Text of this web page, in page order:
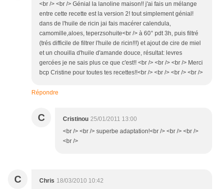
<br /> <br /> Génial la lanoline maison!! j'ai fais un mélange
entre cette recette est la version 2! tout simplement génial!
dans de l'huile de ricin jai fais macérer calendula,
camomille,aloes, teperzsohuite<br /> à 60° pdt 3h, puis filtré
(trés difficile de filtrer l'huile de ricin!!!) et ajout de cire de miel
et un chouilla d'huile d'amande douce, résultat: levres
gercées je ne sais plus ce que c'est!! <br /> <br /> <br /> Merci
bcp Cristine pour toutes tes recettes!!<br /> <br /> <br /> <br />
Répondre
C Cristinou 25/01/2011 13:00
<br /> <br /> superbe adaptation!<br /> <br /> <br />
<br />
C Chris 18/03/2010 10:42